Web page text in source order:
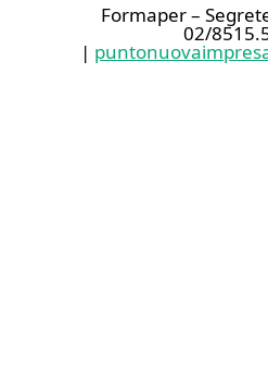
Formaper –
02/
|